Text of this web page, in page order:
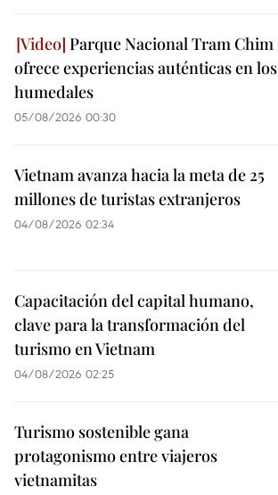
Parque Nacional Tram Chim
ofrece experiencias auténticas en los
humedales
05/08/2026 00:30
Vietnam avanza hacia la meta de 25
millones de turistas extranjeros
04/08/2026 02:34
Capacitación del capital humano,
clave para la transformación del
turismo en Vietnam
04/08/2026 02:25
Turismo sostenible gana
protagonismo entre viajeros
vietnamitas